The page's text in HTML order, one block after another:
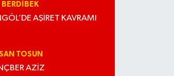
AŞİRET KAVRAMI
TOSUN
AZİZ